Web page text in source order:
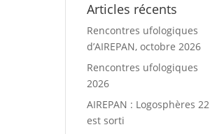
Articles récents
Rencontres ufologiques
d’AIREPAN, octobre 2026
Rencontres ufologiques
2026
AIREPAN : Logosphères 22
est sorti